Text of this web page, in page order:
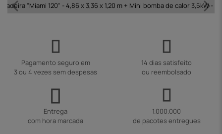
"Miami 120" - 4,86 x 3,36 x 1,20 m + Mini bomba de calor 3,5kW -
Pagamento seguro em
3 ou 4 vezes sem despesas
14 dias satisfeito
ou reembolsado
Entrega
com hora marcada
1.000.000
de pacotes entregues